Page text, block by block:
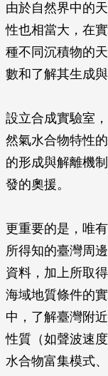
由於自然界中的
性也相當大，在
種不同沉積物的
數和了解其生成
設立合成實驗室
然氣水合物特性
的形成與解離機
發的奧援。
更重要的是，唯
所得知的臺灣周
資料，加上所取
海域地質條件的
中，了解臺灣附
性質（如聲波速
水合物富集模式